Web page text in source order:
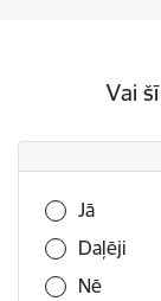
Vai
Vai šī
Jā
Daļēji
Nē